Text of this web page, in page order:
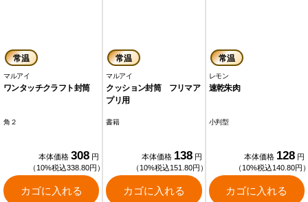
常温
マルアイ
ワンタッチクラフト封筒
角２
本体価格 308 円
（10%税込338.80円）
カゴに入れる
常温
マルアイ
クッション封筒 フリマア
プリ用
書籍
本体価格 138 円
（10%税込151.80円）
カゴに入れる
常温
レモン
速乾朱肉
小判型
本体価格 128 円
（10%税込140.80円
カゴに入れる